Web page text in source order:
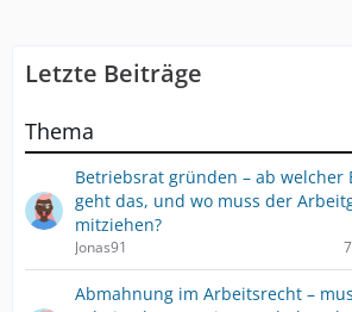
Letzte Beiträge
Thema
Betriebsrat gründen – ab welcher
geht das, und wo muss der
mitziehen?
Jonas91
Abmahnung im Arbeitsrecht –